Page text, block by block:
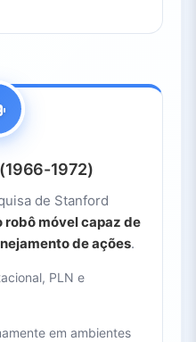
1972)
de Stanford
robô móvel capaz de
de ações.
PLN e
em ambientes